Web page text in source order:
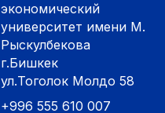
экономический
университет имени М.
Рыскулбекова
г.Бишкек
ул.Тоголок Молдо 58
+996 555 610 007